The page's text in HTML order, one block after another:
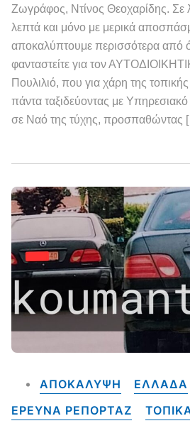
Ζωγράφος, Ντίνος Θεοχαρίδης. Σε
λεπτά και μόνο με μερικά
αποκαλύπτουμε περισσότερα από
φανταστείτε για τον
Πουλιλιό, που για χάρη της
πάντα ταξιδεύοντας με
σε Ναό της τύχης, προσπαθώντας
ΑΠΟΚΑΛΥΨΗ
ΕΛΛΑΔΑ
ΕΡΕΥΝΑ ΡΕΠΟΡΤΑΖ